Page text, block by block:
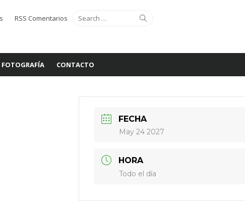
Search
for:
RSS Comentarios
FOTOGRAFÍA CONTACTO
FECHA
May 24 2027
HORA
Todo el día